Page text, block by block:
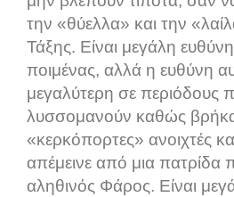
την «θύελλα» και την
Τάξης. Είναι μεγάλη ευθύνη
ποιμένας, αλλά η ευθύνη
μεγαλύτερη σε περιόδους
λυσσομανούν καθώς
«κερκόπορτες» ανοιχτές
απέμεινε από μια πατρίδα
αληθινός Φάρος. Είναι